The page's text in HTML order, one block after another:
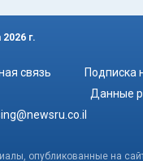
2026 г.
связь
Подписка
Данные
опубликованные на